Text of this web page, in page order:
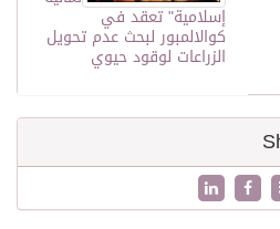
إسلامية" تعقد في
كوالالمبور لبحث عدم تحويل
الزراعات لوقود حيوي